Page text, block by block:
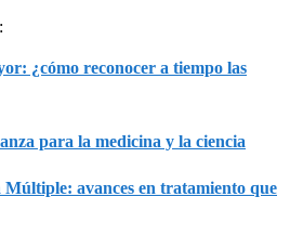
¿cómo reconocer a tiempo las
para la medicina y la ciencia
avances en tratamiento que